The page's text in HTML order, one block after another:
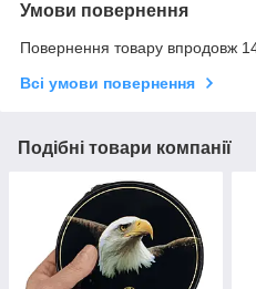
Умови повернення
Повернення товару впродовж
Всі умови повернення
Подібні товари компанії